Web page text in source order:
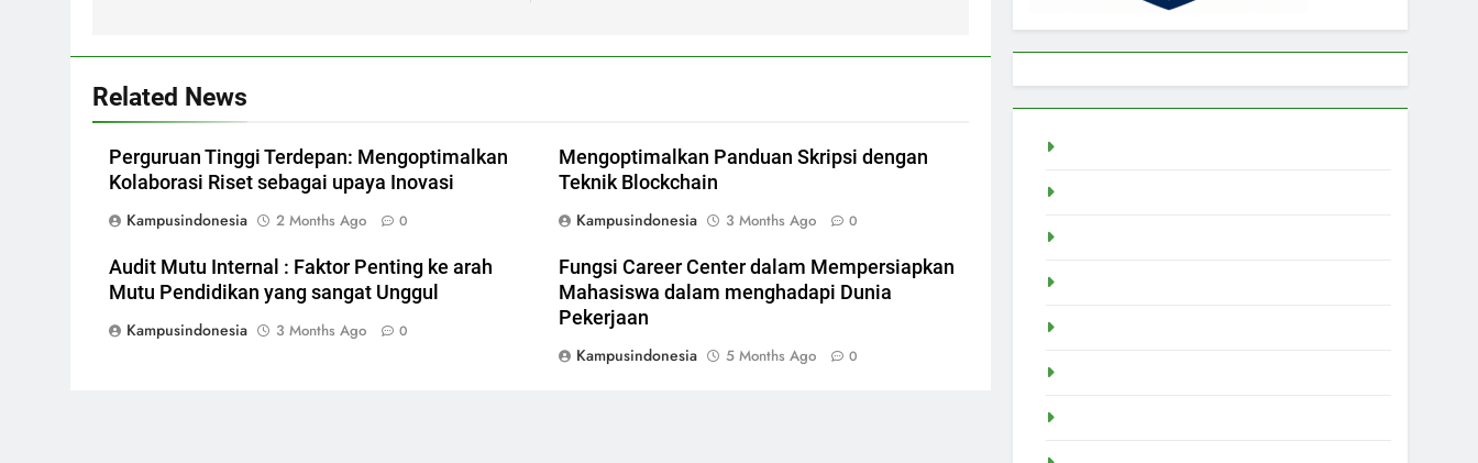
Related News
Perguruan Tinggi Terdepan: Mengoptimalkan
Kolaborasi Riset sebagai upaya Inovasi
Kampusindonesia
2 Months Ago 0
Mengoptimalkan Panduan Skripsi dengan
Teknik Blockchain
Kampusindonesia
3 Months Ago 0
Audit Mutu Internal : Faktor Penting ke arah
Mutu Pendidikan yang sangat Unggul
Kampusindonesia
3 Months Ago 0
Fungsi Career Center dalam Mempersiapkan
Mahasiswa dalam menghadapi Dunia
Pekerjaan
Kampusindonesia
5 Months Ago 0